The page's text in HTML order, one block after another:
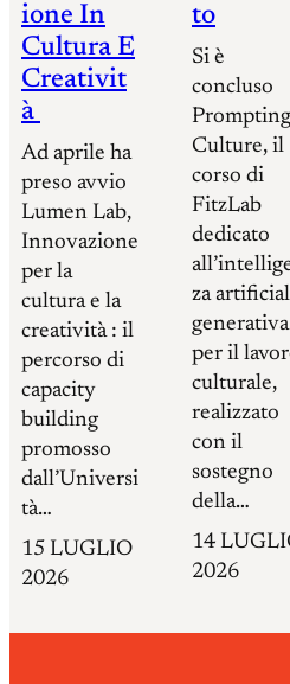
Ione In
Cultura E
Creativit
À
Ad aprile ha
preso avvio
Lumen Lab,
Innovazione
per la
cultura e la
creatività : il
percorso di
capacity
building
promosso
dall’Universi
tà…
15 LUGLIO
2026
To
Si è
concluso
Prompting
Culture, il
corso di
FitzLab
dedicato
za
generativa
per il
culturale,
realizzato
con il
sostegno
della…
14
2026